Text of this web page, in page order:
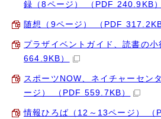
録（8ページ） （PDF 240.9KB）
随想（9ページ） （PDF 317.2KB
プラザイベントガイド、読書の
664.9KB）
スポーツNOW、ネイチャーセン
ージ） （PDF 559.7KB）
情報ひろば（12～13ページ） （